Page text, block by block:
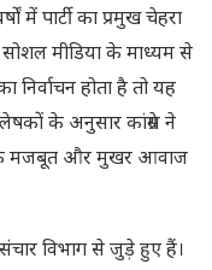
में पार्टी का प्रमुख चेहरा
मीडिया के माध्यम से
निर्वाचन होता है तो यह
के अनुसार कांग्रेस ने
मजबूत और मुखर आवाज
विभाग से जुड़े हुए हैं।